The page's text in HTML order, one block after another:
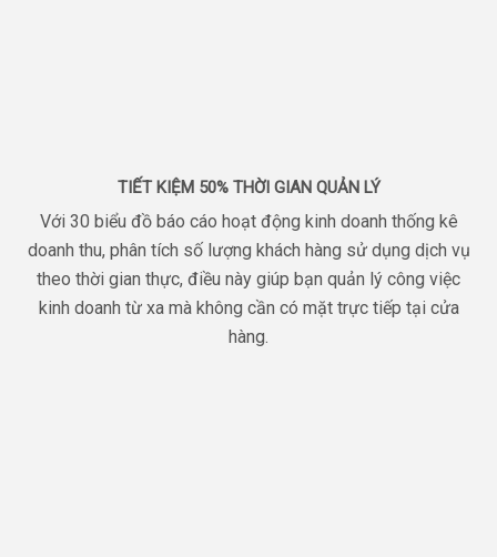
TIẾT KIỆM 50% THỜI GIAN QUẢN LÝ
Với 30 biểu đồ báo cáo hoạt động kinh doanh thống kê
doanh thu, phân tích số lượng khách hàng sử dụng dịch vụ
theo thời gian thực, điều này giúp bạn quản lý công việc
kinh doanh từ xa mà không cần có mặt trực tiếp tại cửa
hàng.